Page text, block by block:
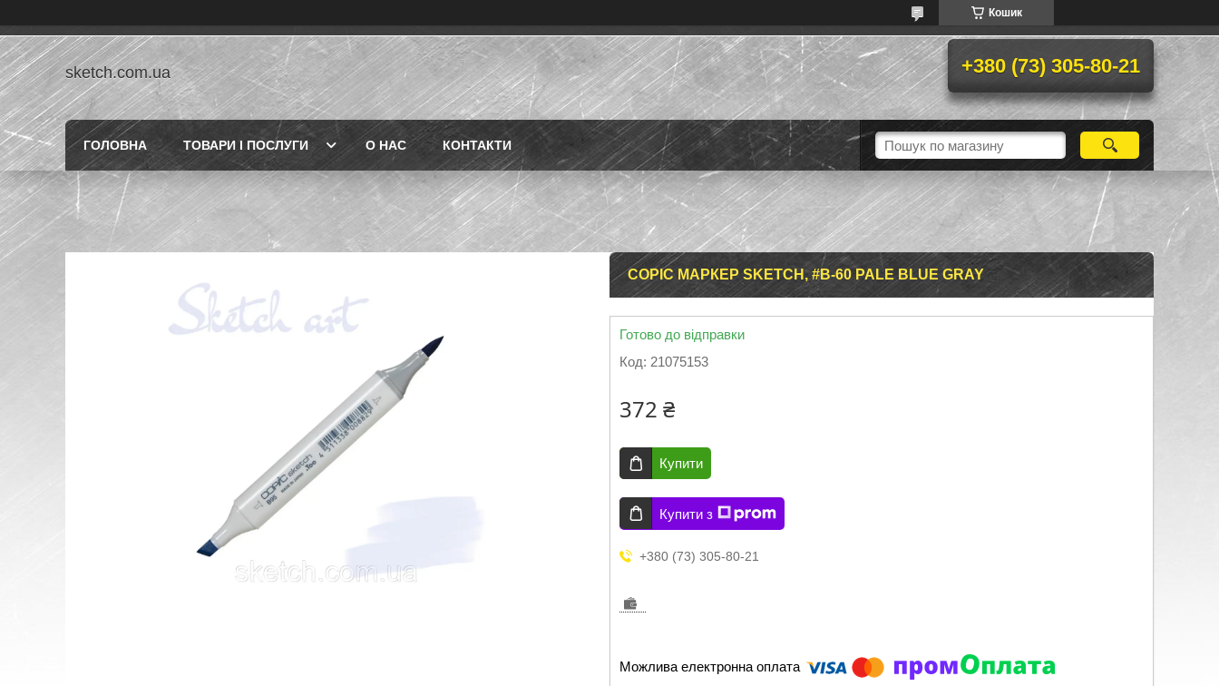
Кошик
sketch.com.ua +380 (73) 305-80-21
ГОЛОВНА ТОВАРИ І ПОСЛУГИ О НАС КОНТАКТИ
COPIC МАРКЕР SKETCH, #B-60 PALE BLUE GRAY
Готово до відправки
Код: 21075153
372 ₴
Купити
Купити з
+380 (73) 305-80-21